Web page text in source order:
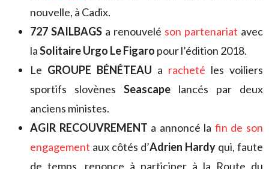
nouvelle, à Cadix.
727 SAILBAGS a renouvelé son partenariat avec
laSolitaire Urgo Le Figaro pour l’édition 2018.
Le GROUPE BÉNÉTEAU a racheté les voiliers
sportifs slovènes Seascape lancés par deux
anciens ministes.
AGIR RECOUVREMENT a annoncé la fin de son
engagement aux côtés d’Adrien Hardy qui, faute
de temps, renonce à participer à la Route du